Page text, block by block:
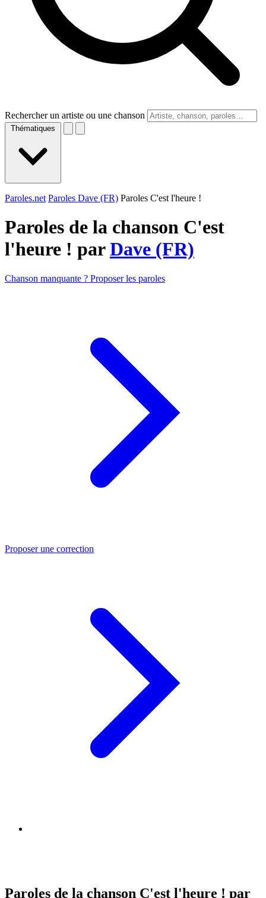
Rechercher un artiste ou une chanson
Thématiques
Paroles.net Paroles Dave (FR) Paroles C'est l'heure !
Paroles de la chanson C'est
l'heure ! parDave (FR)
Chanson manquante ? Proposer les paroles
Proposer une correction
Paroles de la chanson C'est l'heure ! par